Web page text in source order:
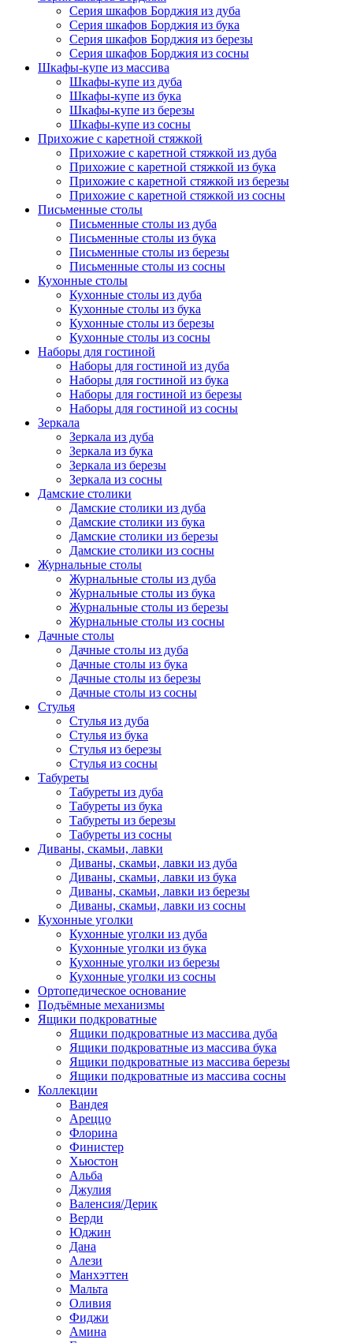
Серия шкафов Борджия из дуба
Серия шкафов Борджия из бука
Серия шкафов Борджия из березы
Серия шкафов Борджия из сосны
Шкафы-купе из массива
Шкафы-купе из дуба
Шкафы-купе из бука
Шкафы-купе из березы
Шкафы-купе из сосны
Прихожие с каретной стяжкой
Прихожие с каретной стяжкой из дуба
Прихожие с каретной стяжкой из бука
Прихожие с каретной стяжкой из березы
Прихожие с каретной стяжкой из сосны
Письменные столы
Письменные столы из дуба
Письменные столы из бука
Письменные столы из березы
Письменные столы из сосны
Кухонные столы
Кухонные столы из дуба
Кухонные столы из бука
Кухонные столы из березы
Кухонные столы из сосны
Наборы для гостиной
Наборы для гостиной из дуба
Наборы для гостиной из бука
Наборы для гостиной из березы
Наборы для гостиной из сосны
Зеркала
Зеркала из дуба
Зеркала из бука
Зеркала из березы
Зеркала из сосны
Дамские столики
Дамские столики из дуба
Дамские столики из бука
Дамские столики из березы
Дамские столики из сосны
Журнальные столы
Журнальные столы из дуба
Журнальные столы из бука
Журнальные столы из березы
Журнальные столы из сосны
Дачные столы
Дачные столы из дуба
Дачные столы из бука
Дачные столы из березы
Дачные столы из сосны
Стулья
Стулья из дуба
Стулья из бука
Стулья из березы
Стулья из сосны
Табуреты
Табуреты из дуба
Табуреты из бука
Табуреты из березы
Табуреты из сосны
Диваны, скамьи, лавки
Диваны, скамьи, лавки из дуба
Диваны, скамьи, лавки из бука
Диваны, скамьи, лавки из березы
Диваны, скамьи, лавки из сосны
Кухонные уголки
Кухонные уголки из дуба
Кухонные уголки из бука
Кухонные уголки из березы
Кухонные уголки из сосны
Ортопедическое основание
Подъёмные механизмы
Ящики подкроватные
Ящики подкроватные из массива дуба
Ящики подкроватные из массива бука
Ящики подкроватные из массива березы
Ящики подкроватные из массива сосны
Коллекции
Вандея
Ареццо
Флорина
Финистер
Хьюстон
Альба
Джулия
Валенсия/Дерик
Верди
Юджин
Дана
Алези
Манхэттен
Мальта
Оливия
Фиджи
Амина